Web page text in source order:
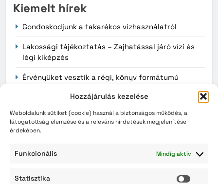
Hozzájárulás kezelése
Weboldalunk sütiket (cookie) használ a biztonságos működés, a
látogatottság elemzése és a releváns hirdetések megjelenítése
érdekében.
Funkcionális Mindig aktív
Statisztika
Kiemelt hírek
Gondoskodjunk a takarékos vízhasználatról
Lakossági tájékoztatás – Zajhatással járó vízi és
légi kiképzés
Érvényüket vesztik a régi, könyv formátumú
Archívum